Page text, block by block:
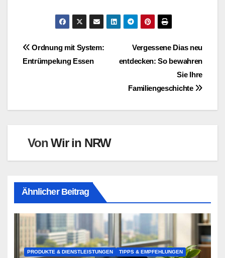
BeitragsnavigationVergessene Dias neu
entdecken: So bewahren
Sie Ihre
Familiengeschichte
Ordnung mit System:
Entrümpelung Essen
VonWir in NRW
Ähnlicher Beitrag
PRODUKTE & DIENSTLEISTUNGEN TIPPS & EMPFEHLUNGEN